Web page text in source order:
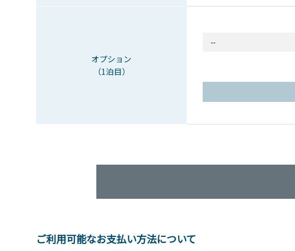
オプション
（1泊目）
ご利用可能なお支払い方法について